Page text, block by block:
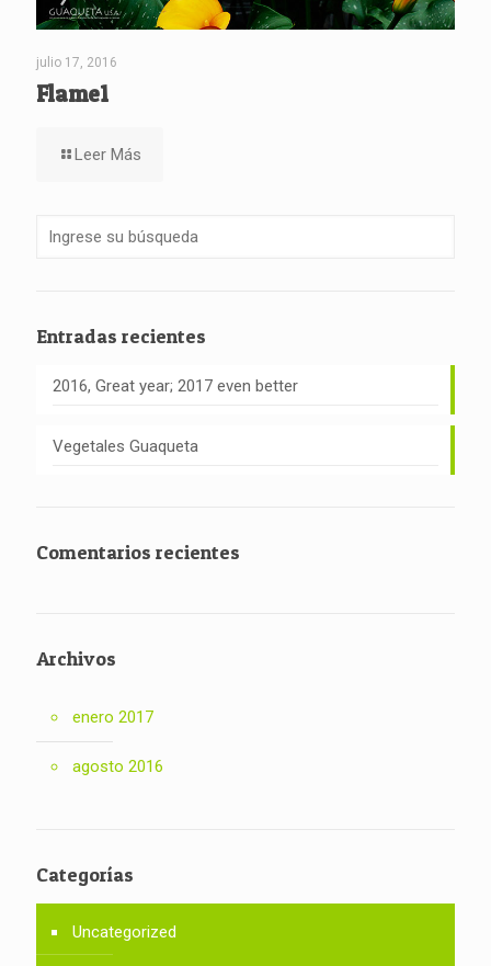
julio 17, 2016
Flame1
Leer Más
Entradas recientes
2016, Great year; 2017 even better
Vegetales Guaqueta
Comentarios recientes
Archivos
enero 2017
agosto 2016
Categorías
Uncategorized